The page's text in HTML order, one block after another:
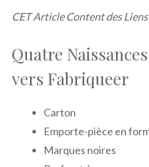
CET Article Content des
Quatre
vers Fabriqueer
Carton
Emporte-pièce en
Marques noires